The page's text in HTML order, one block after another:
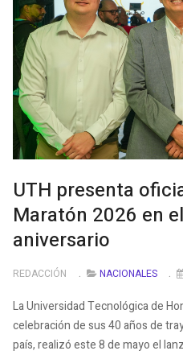
UTH presenta
Maratón 2026 en
aniversario
REDACCIÓN NACIONALES
La Universidad Tecnológica de
celebración de sus 40 años de
país, realizó este 8 de mayo el